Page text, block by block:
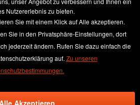
zzgl.Versandkosten
und ggf.
wenn nicht anders beschrieben
Anleitung runde Leinwand wässern
Login
Kundenmeinungen
Nutzererlebnis zu bieten.
Sie mit einem Klick auf Alle akzeptieren.
Sie in den Privatsphäre-Einstellungen, dort
jederzeit ändern. Rufen Sie dazu einfach die
auf. Zu unseren
Alle Akzeptieren